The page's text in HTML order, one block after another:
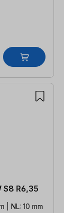
R6,35
| NL: 10 mm